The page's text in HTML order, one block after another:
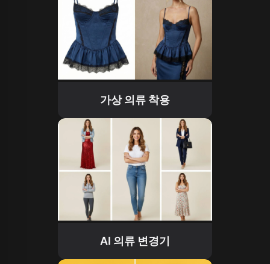
가상 의류 착용
AI 의류 변경기